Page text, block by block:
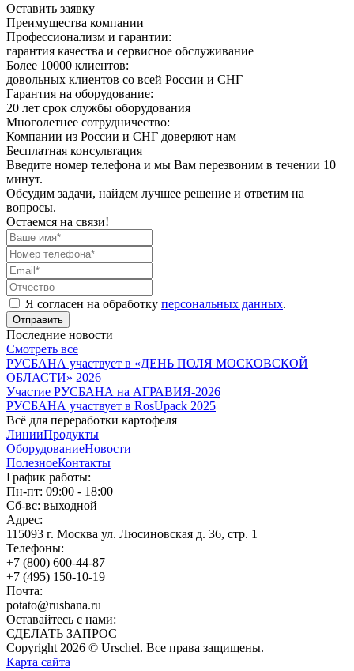
Оставить заявку
Преимущества компании
Профессионализм и гарантии:
гарантия качества и сервисное обслуживание
Более 10000 клиентов:
довольных клиентов со всей России и СНГ
Гарантия на оборудование:
20 лет срок службы оборудования
Многолетнее сотрудничество:
Компании из России и СНГ доверяют нам
Бесплатная консультация
Введите номер телефона и мы Вам перезвоним в течении 10
минут.
Обсудим задачи, найдем лучшее решение и ответим на
вопросы.
Остаемся на связи!
Я согласен на обработку персональных данных.
Отправить
Последние новости
Смотреть все
РУСБАНА участвует в «ДЕНЬ ПОЛЯ МОСКОВСКОЙ
ОБЛАСТИ» 2026
Участие РУСБАНА на АГРАВИЯ-2026
РУСБАНА участвует в RosUpack 2025
Всё для переработки картофеля
ЛинииПродукты
ОборудованиеНовости
ПолезноеКонтакты
График работы:
Пн-пт: 09:00 - 18:00
Сб-вс: выходной
Адрес:
115093 г. Москва ул. Люсиновская д. 36, стр. 1
Телефоны:
+7 (800) 600-44-87
+7 (495) 150-10-19
Почта:
potato@rusbana.ru
Оставайтесь с нами:
СДЕЛАТЬ ЗАПРОС
Copyright 2026 © Urschel. Все права защищены.
Карта сайта